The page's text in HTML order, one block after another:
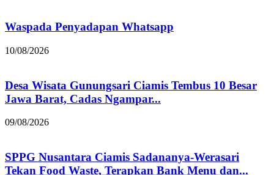
Waspada Penyadapan Whatsapp
10/08/2026
Desa Wisata Gunungsari Ciamis Tembus 10 Besar
Jawa Barat, Cadas Ngampar...
09/08/2026
SPPG Nusantara Ciamis Sadananya-Werasari
Tekan Food Waste, Terapkan Bank Menu dan...